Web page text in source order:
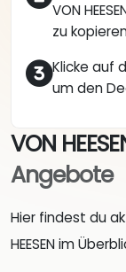
VON
zu
Klicke auf
um den
VON
Angebote
Hier findest du
HEESEN im